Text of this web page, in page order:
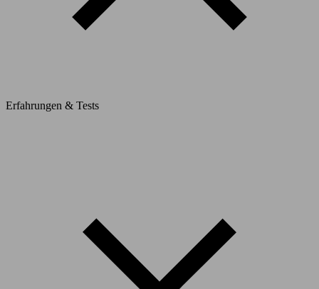
Erfahrungen & Tests